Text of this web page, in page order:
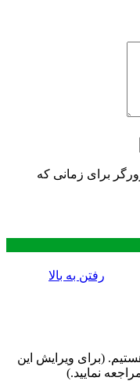
برای زمانی که
رفتن به بالا
شما هستیم. (برای ویرایش این
نمایید.)